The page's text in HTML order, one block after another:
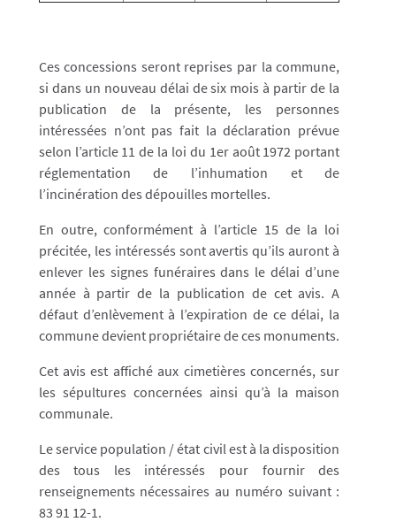
Ces concessions seront reprises par la commune,
si dans un nouveau délai de six mois à partir de la
publication de la présente, les personnes
intéressées n’ont pas fait la déclaration prévue
selon l’article 11 de la loi du 1er août 1972 portant
réglementation de l’inhumation et de
l’incinération des dépouilles mortelles.
En outre, conformément à l’article 15 de la loi
précitée, les intéressés sont avertis qu’ils auront à
enlever les signes funéraires dans le délai d’une
année à partir de la publication de cet avis. A
défaut d’enlèvement à l’expiration de ce délai, la
commune devient propriétaire de ces monuments.
Cet avis est affiché aux cimetières concernés, sur
les sépultures concernées ainsi qu’à la maison
communale.
Le service population / état civil est à la disposition
des tous les intéressés pour fournir des
renseignements nécessaires au numéro suivant :
83 91 12-1.